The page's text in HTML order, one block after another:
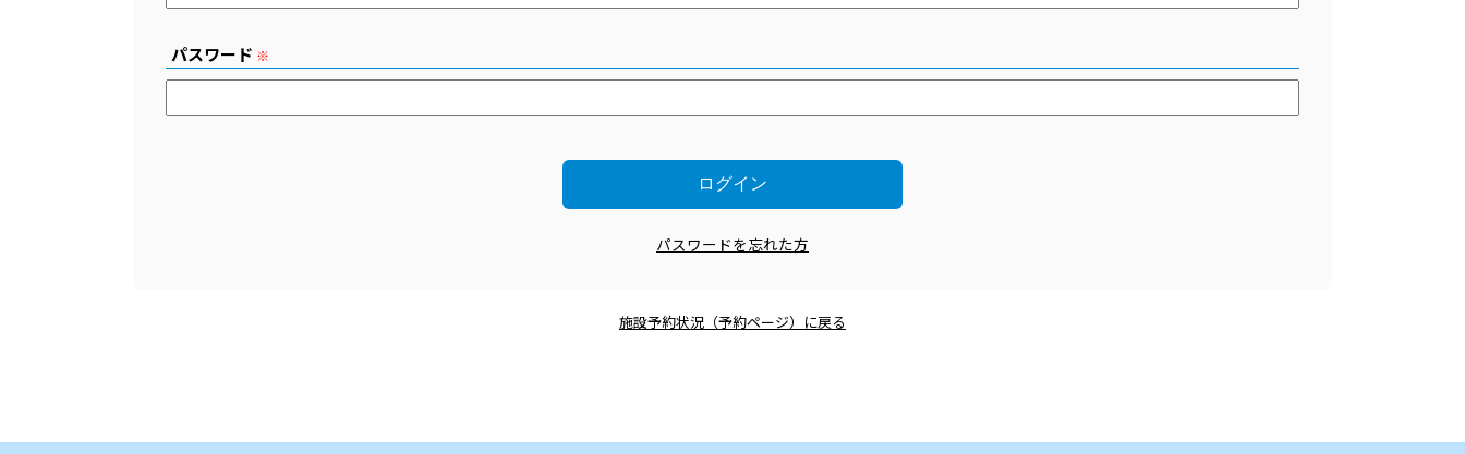
パスワード ※
パスワードを忘れた方
施設予約状況（予約ページ）に戻る